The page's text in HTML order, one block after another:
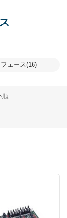
ェース(16)
順